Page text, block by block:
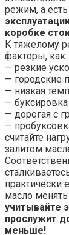
режим, а
коробке
К тяжелому
факторы, как:
— резкие
— городские
— низкая
—
— дорогая с
—
считайте
залитом
практически
масло
учитывайте
прослужит
меньше!